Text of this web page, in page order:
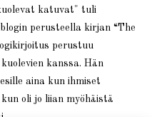
katuvat" tuli
perusteella kirjan “The
perustuu
kanssa. Hän
aina kun ihmiset
oli jo liian myöhäistä